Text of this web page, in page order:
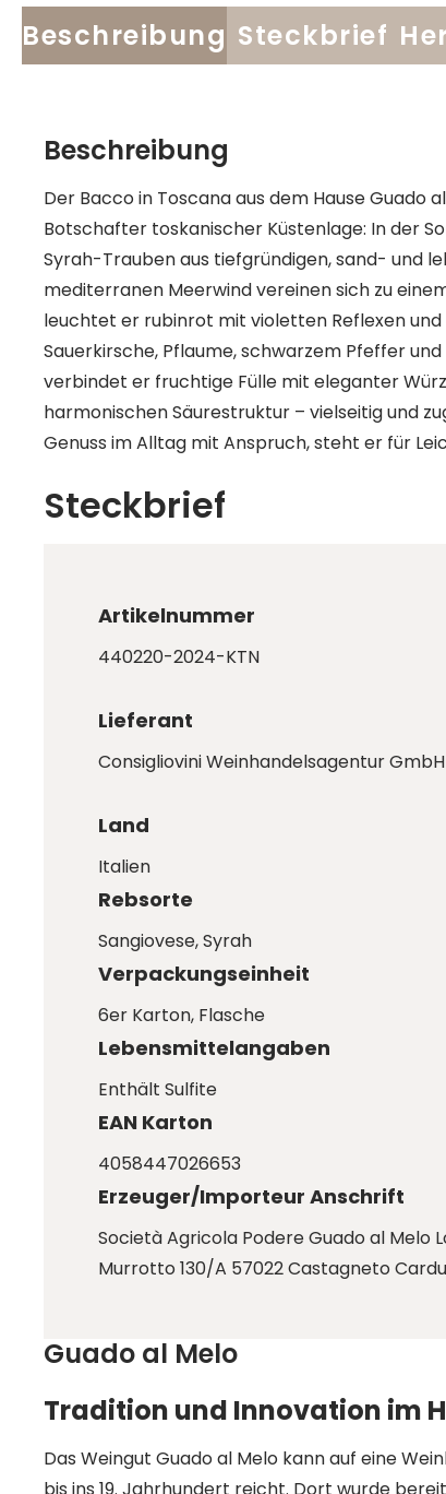
Beschreibung Steckbrief
Beschreibung
Der Bacco in Toscana aus dem Hause Guado
Botschafter toskanischer Küstenlage: In der
Syrah-Trauben aus tiefgründigen, sand- und
mediterranen Meerwind vereinen sich zu
leuchtet er rubinrot mit violetten Reflexen
Sauerkirsche, Pflaume, schwarzem Pfeffer
verbindet er fruchtige Fülle mit eleganter
harmonischen Säurestruktur – vielseitig und
Genuss im Alltag mit Anspruch, steht er für
Steckbrief
Artikelnummer
440220-2024-KTN
Lieferant
Consigliovini Weinhandelsagentur GmbH
Land
Italien
Rebsorte
Sangiovese, Syrah
Verpackungseinheit
6er Karton, Flasche
Lebensmittelangaben
Enthält Sulfite
EAN Karton
4058447026653
Erzeuger/Importeur Anschrift
Società Agricola Podere Guado al Melo
Murrotto 130/A 57022 Castagneto
Guado al Melo
Tradition und Innovation im
Das Weingut Guado al Melo kann auf eine